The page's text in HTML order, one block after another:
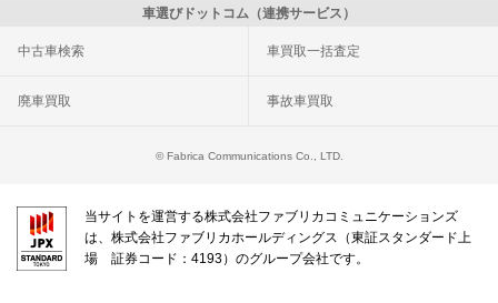
車選びドットコム（連携サービス）
中古車検索 車買取一括査定
廃車買取 事故車買取
© Fabrica Communications Co., LTD.
当サイトを運営する株式会社ファブリカコミュニケーションズ
は、株式会社ファブリカホールディングス（東証スタンダード上
場 証券コード：4193）のグループ会社です。